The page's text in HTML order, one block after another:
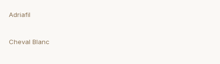
Adriafil
Cheval Blanc